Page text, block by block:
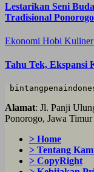
Lestarikan Seni
Tradisional Ponorogo
Ekonomi Hobi Kuliner
Tahu Tek, Ekspansi
Alamat: Jl. Panji
Ponorogo, Jawa
> Home
> Tentang
> CopyRight